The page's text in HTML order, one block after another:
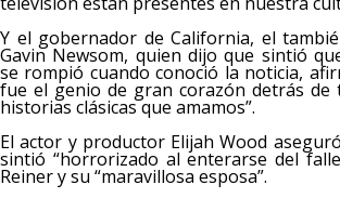
Y el gobernador de California, el
Gavin Newsom, quien dijo que sintió
se rompió cuando conoció la noticia,
fue el genio de gran corazón detrás de
historias clásicas que amamos”.
El actor y productor Elijah Wood
sintió “horrorizado al enterarse del
Reiner y su “maravillosa esposa”.